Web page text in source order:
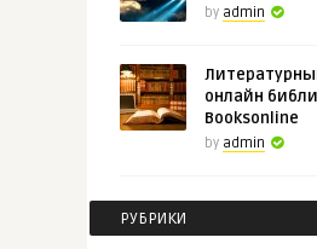
by admin
онлайн
Booksonline
by admin
РУБРИКИ